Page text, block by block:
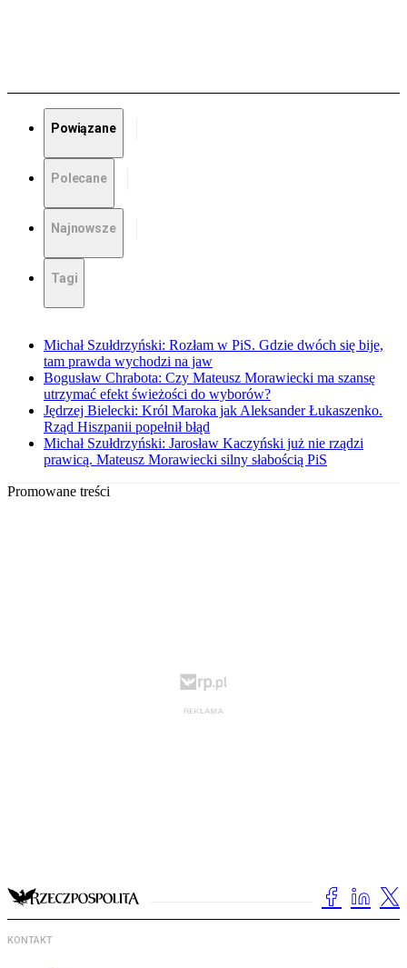
Powiązane
Polecane
Najnowsze
Tagi
Michał Szułdrzyński: Rozłam w PiS. Gdzie dwóch się bije,
tam prawda wychodzi na jaw
Bogusław Chrabota: Czy Mateusz Morawiecki ma szansę
utrzymać efekt świeżości do wyborów?
Jędrzej Bielecki: Król Maroka jak Aleksander Łukaszenko.
Rząd Hiszpanii popełnił błąd
Michał Szułdrzyński: Jarosław Kaczyński już nie rządzi
prawicą. Mateusz Morawiecki silny słabością PiS
Promowane treści
KONTAKT